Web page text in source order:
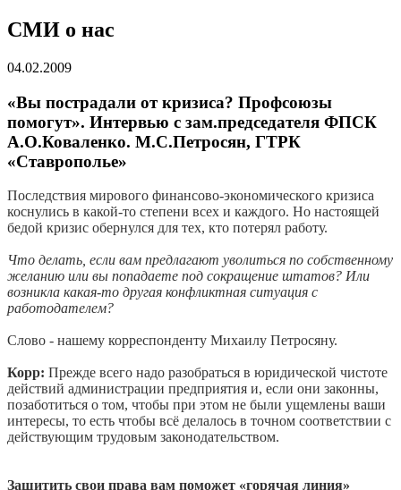
СМИ о нас
04.02.2009
«Вы пострадали от кризиса? Профсоюзы
помогут». Интервью с зам.председателя ФПСК
А.О.Коваленко. М.С.Петросян, ГТРК
«Ставрополье»
Последствия мирового финансово-экономического кризиса
коснулись в какой-то степени всех и каждого. Но настоящей
бедой кризис обернулся для тех, кто потерял работу.
Что делать, если вам предлагают уволиться по собственному
желанию или вы попадаете под сокращение штатов? Или
возникла какая-то другая конфликтная ситуация с
работодателем?
Слово - нашему корреспонденту Михаилу Петросяну.
Корр: Прежде всего надо разобраться в юридической чистоте
действий администрации предприятия и, если они законны,
позаботиться о том, чтобы при этом не были ущемлены ваши
интересы, то есть чтобы всё делалось в точном соответствии с
действующим трудовым законодательством.
Защитить свои права вам поможет «горячая линия»